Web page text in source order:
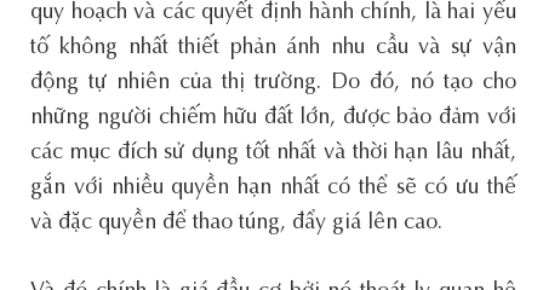
quy hoạch và các quyết định hành chính, là hai yếu
tố không nhất thiết phản ánh nhu cầu và sự vận
động tự nhiên của thị trường. Do đó, nó tạo cho
những người chiếm hữu đất lớn, được bảo đảm với
các mục đích sử dụng tốt nhất và thời hạn lâu nhất,
gắn với nhiều quyền hạn nhất có thể sẽ có ưu thế
và đặc quyền để thao túng, đẩy giá lên cao.